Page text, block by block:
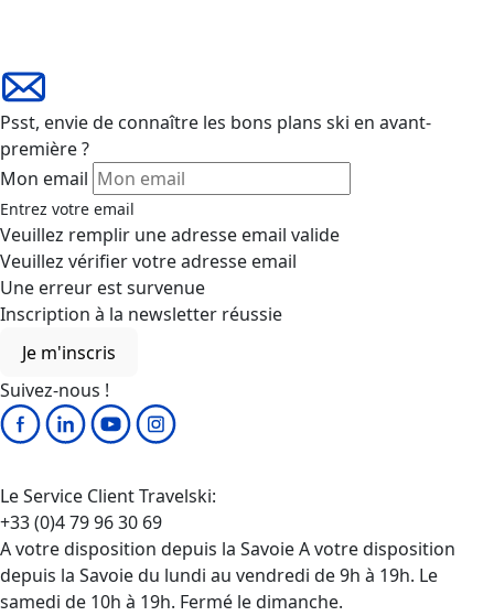
Psst, envie de connaître les bons plans ski en avant-
première ?
Mon email
Entrez votre email
Veuillez remplir une adresse email valide
Veuillez vérifier votre adresse email
Une erreur est survenue
Inscription à la newsletter réussie
Je m'inscris
Suivez-nous !
Le Service Client Travelski:
+33 (0)4 79 96 30 69
A votre disposition depuis la Savoie A votre disposition
depuis la Savoie du lundi au vendredi de 9h à 19h. Le
samedi de 10h à 19h. Fermé le dimanche.